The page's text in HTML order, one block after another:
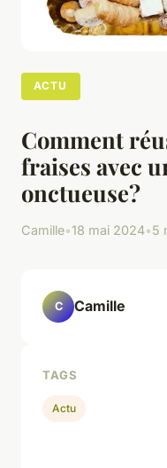
ACTU
Comment
fraises avec
onctueuse?
Camille•18 mai 2024•5
C Camille
TAGS
Actu